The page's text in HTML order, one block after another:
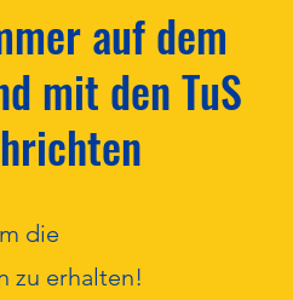
großemauf dem
mit den TuS
die
zu erhalten!